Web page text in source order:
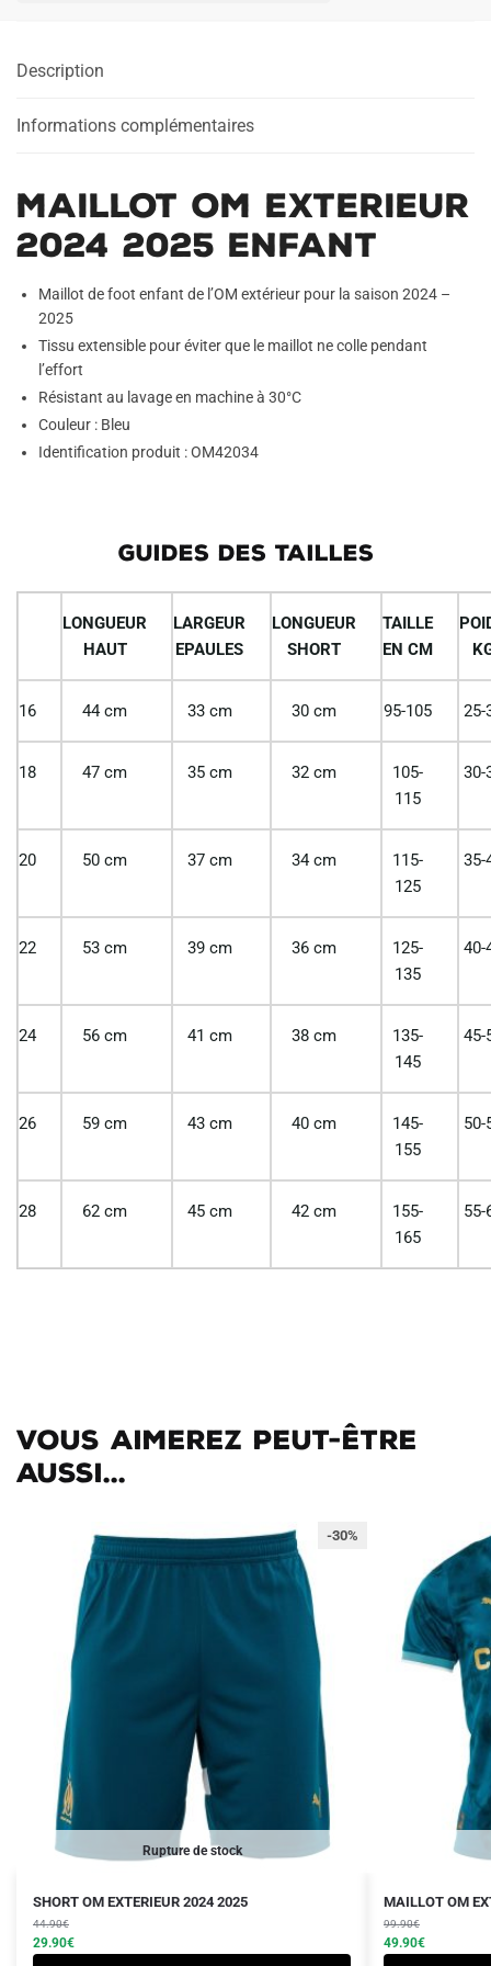
Enfant
Description
Informations complémentaires
Maillot OM Exterieur
2024 2025 Enfant
Maillot de foot enfant de l’OM extérieur pour la saison 2024 –
2025
Tissu extensible pour éviter que le maillot ne colle pendant
l’effort
Résistant au lavage en machine à 30°C
Couleur : Bleu
Identification produit : OM42034
GUIDES DES TAILLES
LONGUEUR
HAUT
LARGEUR
EPAULES
LONGUEUR
SHORT
TAILLE
EN CM
16 44 cm 33 cm 30 cm 95-105 25-
18 47 cm 35 cm 32 cm
105-
115
30-
20 50 cm 37 cm 34 cm
115-
125
35-
22 53 cm 39 cm 36 cm
125-
135
40-
24 56 cm 41 cm 38 cm
135-
145
45-
26 59 cm 43 cm 40 cm
145-
155
50-
28 62 cm 45 cm 42 cm
155-
165
55-
Vous aimerez peut-être
aussi...
Rupture de stock
-30%
SHORT OM EXTERIEUR 2024 2025
44.90€
Le
prix
initial
était :
29.90€
Le
prix
actuel
est :
Ce
produit
a
MAILLOT OM
99.90€
Le
prix
initial
était :
49.90€
Le
prix
actuel
est :
Ce
produit
a